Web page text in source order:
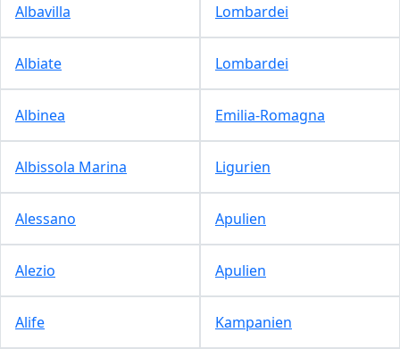
Albavilla Lombardei
Albiate Lombardei
Albinea Emilia-Romagna
Albissola Marina Ligurien
Alessano Apulien
Alezio Apulien
Alife Kampanien